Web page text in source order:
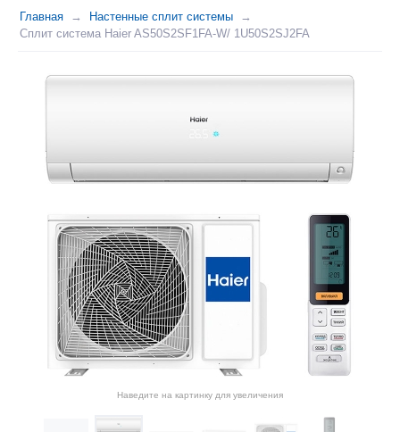
Главная
Настенные сплит системы
Сплит система Haier AS50S2SF1FA-W/ 1U50S2SJ2FA
Наведите на картинку для увеличения